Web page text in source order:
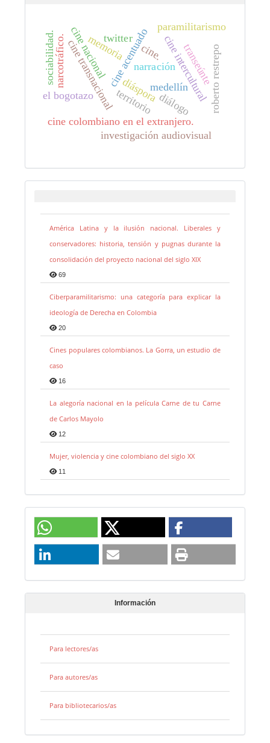
cine nacional
cine transnacionaldiásporacine intercultural
cine acentuado
cine colombiano en el extranjero.
medellín
narración
territorio
memoria cine.
el bogotazo roberto restrepo
investigación audiovisual
paramilitarismo
narcotráfico. twitter
diálogo
transeúnte
sociabilidad.
América Latina y la ilusión nacional. Liberales y
conservadores: historia, tensión y pugnas durante la
consolidación del proyecto nacional del siglo XIX
69
Ciberparamilitarismo: una categoría para explicar la
ideología de Derecha en Colombia
20
Cines populares colombianos. La Gorra, un estudio de
caso
16
La alegoría nacional en la película Carne de tu Carne
de Carlos Mayolo
12
Mujer, violencia y cine colombiano del siglo XX
11
Información
Para lectores/as
Para autores/as
Para bibliotecarios/as